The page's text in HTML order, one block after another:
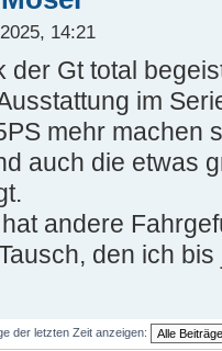
14:21
der Gt total
im
mehr machen
auch die etwas
andere
den ich
der letzten Zeit anzeigen: